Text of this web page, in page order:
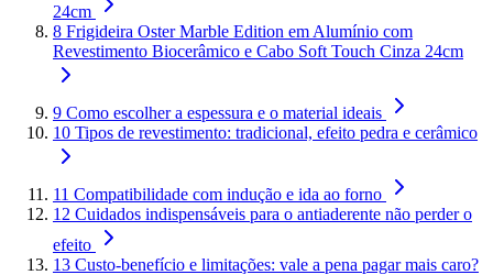
24cm
8 Frigideira Oster Marble Edition em Alumínio com
Revestimento Biocerâmico e Cabo Soft Touch Cinza 24cm
9 Como escolher a espessura e o material ideais
10 Tipos de revestimento: tradicional, efeito pedra e cerâmico
11 Compatibilidade com indução e ida ao forno
12 Cuidados indispensáveis para o antiaderente não perder o
efeito
13 Custo-benefício e limitações: vale a pena pagar mais caro?